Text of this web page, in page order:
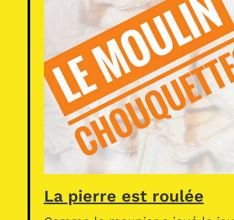
La pierre est roulée